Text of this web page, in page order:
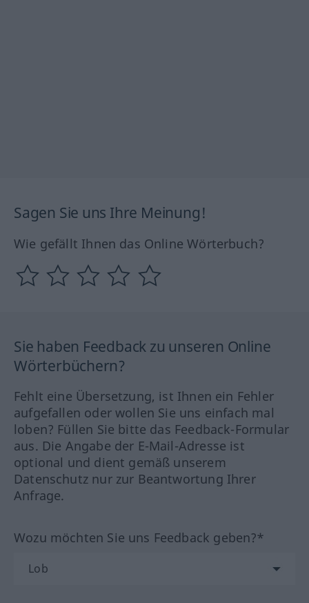
Sagen Sie uns Ihre Meinung!
Wie gefällt Ihnen das Online Wörterbuch?
Sie haben Feedback zu unseren Online
Wörterbüchern?
Fehlt eine Übersetzung, ist Ihnen ein Fehler
aufgefallen oder wollen Sie uns einfach mal
loben? Füllen Sie bitte das Feedback-Formular
aus. Die Angabe der E-Mail-Adresse ist
optional und dient gemäß unserem
Datenschutz nur zur Beantwortung Ihrer
Anfrage.
Wozu möchten Sie uns Feedback geben?*